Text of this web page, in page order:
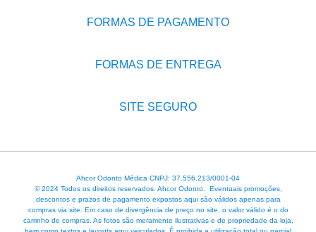
FORMAS DE PAGAMENTO
FORMAS DE ENTREGA
SITE SEGURO
Ahcor Odonto Médica CNPJ: 37.556.213/0001-04
© 2024 Todos os direitos reservados. Ahcor Odonto. Eventuais promoções,
descontos e prazos de pagamento expostos aqui são válidos apenas para
compras via site. Em caso de divergência de preço no site, o valor válido é o do
carrinho de compras. As fotos são meramente ilustrativas e de propriedade da loja,